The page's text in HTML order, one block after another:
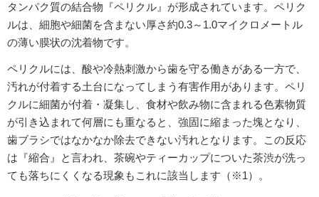
タンパク質の結合物『ペリクル』が形成されています。ペリク
ルは、細胞や細菌を含まない厚さ約0.3～1.0マイクロメートル
の薄い膜状の沈着物です。
ペリクルには、酸や冷熱刺激から歯を守る働きがある一方で、
汚れが付着する土台になってしまう有害作用があります。ペリ
クルに細菌が付着・凝集し、食材や飲み物に含まれる色素物質
が引き込まれて何層にも重なると、強固に縮まった塊となり、
歯ブラシではなかなか除去できない汚れとなります。この反応
は『縮合』と言われ、茶碗やティーカップについた茶渋が洗っ
ても落ちにくくなる現象もこれに該当します（※1）。